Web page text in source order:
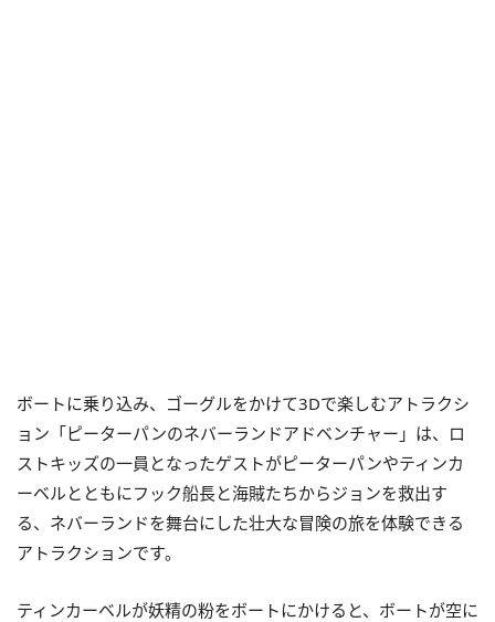
ボートに乗り込み、ゴーグルをかけて3Dで楽しむアトラクシ
ョン「ピーターパンのネバーランドアドベンチャー」は、ロ
ストキッズの一員となったゲストがピーターパンやティンカ
ーベルとともにフック船長と海賊たちからジョンを救出す
る、ネバーランドを舞台にした壮大な冒険の旅を体験できる
アトラクションです。
ティンカーベルが妖精の粉をボートにかけると、ボートが空に